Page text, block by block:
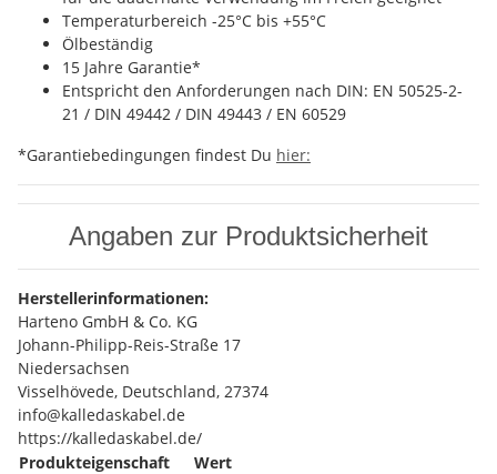
Temperaturbereich -25°C bis +55°C
Ölbeständig
15 Jahre Garantie*
Entspricht den Anforderungen nach DIN: EN 50525-2-
21 / DIN 49442 / DIN 49443 / EN 60529
*Garantiebedingungen findest Du hier:
Angaben zur Produktsicherheit
Herstellerinformationen:
Harteno GmbH & Co. KG
Johann-Philipp-Reis-Straße 17
Niedersachsen
Visselhövede, Deutschland, 27374
info@kalledaskabel.de
https://kalledaskabel.de/
Produkteigenschaft
Wert